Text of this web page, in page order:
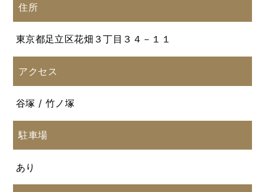
住所
東京都足立区花畑３丁目３４－１１
アクセス
谷塚 / 竹ノ塚
駐車場
あり